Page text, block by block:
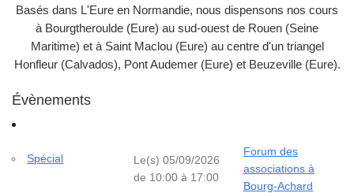
Basés dans L'Eure en Normandie, nous dispensons nos cours
à Bourgtheroulde (Eure) au sud-ouest de Rouen (Seine
Maritime) et à Saint Maclou (Eure) au centre d'un triangel
Honfleur (Calvados), Pont Audemer (Eure) et Beuzeville (Eure).
Évènements
Spécial
Le(s) 05/09/2026
de 10:00 à 17:00
Forum des
associations à
Bourg-Achard